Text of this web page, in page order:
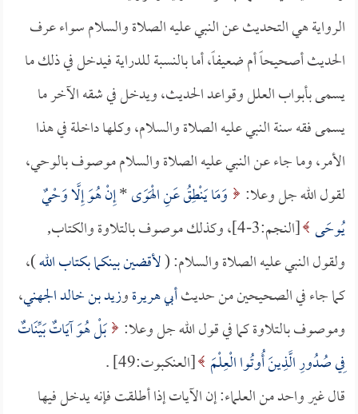
الرواية هي التحديث عن النبي عليه الصلاة والسلام سواء عرف
الحديث أصحيحاً أم ضعيفاً، أما بالنسبة للدراية فيدخل في ذلك ما
يسمى بأبواب العلل وقواعد الحديث، ويدخل في شقه الآخر ما
يسمى فقه سنة النبي عليه الصلاة والسلام، وكلها داخلة في هذا
الأمر، وما جاء عن النبي عليه الصلاة والسلام موصوف بالوحي،
لقول الله جل وعلا:
وَمَا يَنْطِقُ عَنِ الْهَوَى*إِنْ هُوَ إِلَّا وَحْيٌ
يُوحَى
[النجم:3-4]، وكذلك موصوف بالتلاوة والكتاب,
ولقول النبي عليه الصلاة والسلام: (لأقضين بينكما بكتاب الله)،
كما جاء في الصحيحين من حديثأبي هريرةوزيد بن خالد الجهني،
وموصوف بالتلاوة كما في قول الله جل وعلا: بَلْ هُوَ آيَاتٌ بَيِّنَاتٌ
فِي صُدُورِ الَّذِينَ أُوتُوا الْعِلْمَ [العنكبوت:49] .
قال غير واحد من العلماء: إن الآيات إذا أطلقت فإنه يدخل فيها